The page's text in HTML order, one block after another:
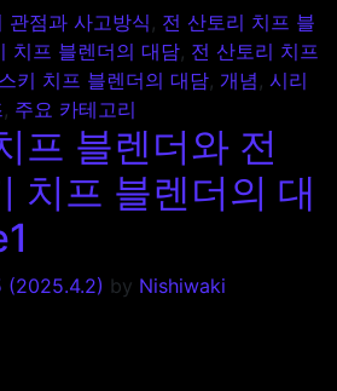
관점과 사고방식, 전 산토리 치프 블
치프 블렌더의 대담, 전 산토리 치프
키 치프 블렌더의 대담, 개념 , 시리
, 주요 카테고리
프 블렌더와 전
치프 블렌더의 대
(2025.4.2) by Nishiwaki